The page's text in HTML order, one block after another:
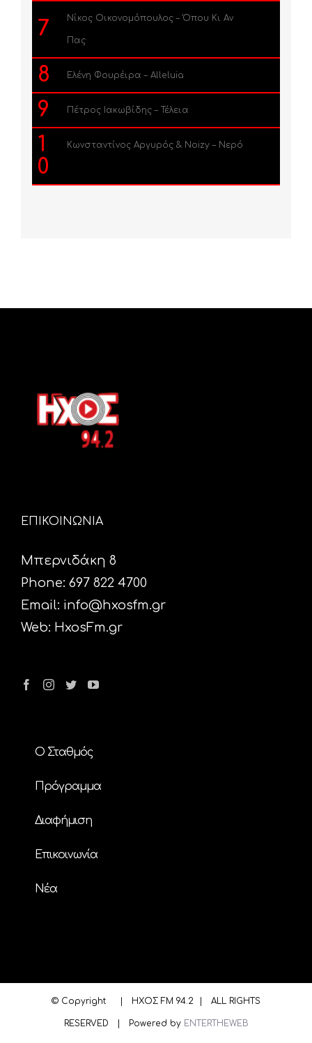
7 Νίκος Οικονομόπουλος – Όπου Κι Αν
Πας
8 Ελένη Φουρέιρα – Alleluia
9 Πέτρος Ιακωβίδης – Τέλεια
1
0
Κωνσταντίνος Αργυρός & Noizy – Νερό
ΕΠΙΚΟΙΝΩΝΙΑ
Μπερνιδάκη 8
Phone: 697 822 4700
Email: info@hxosfm.gr
Web: HxosFm.gr
Ο Σταθμός
Πρόγραμμα
Διαφήμιση
Επικοινωνία
Nέα
© Copyright | ΗΧΟΣ FM 94.2 | ALL RIGHTS
RESERVED | Powered by ENTERTHEWEB